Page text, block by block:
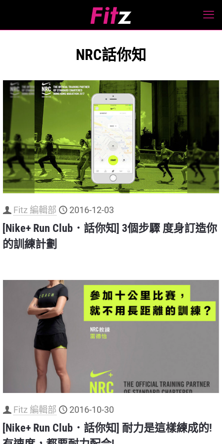
NRC話你知
Fitz 編輯部 2016-12-03
[Nike+ Run Club．話你知] 3個步驟 度身訂造你
的訓練計劃
Fitz 編輯部 2016-10-30
[Nike+ Run Club．話你知] 耐力是這樣練成的!